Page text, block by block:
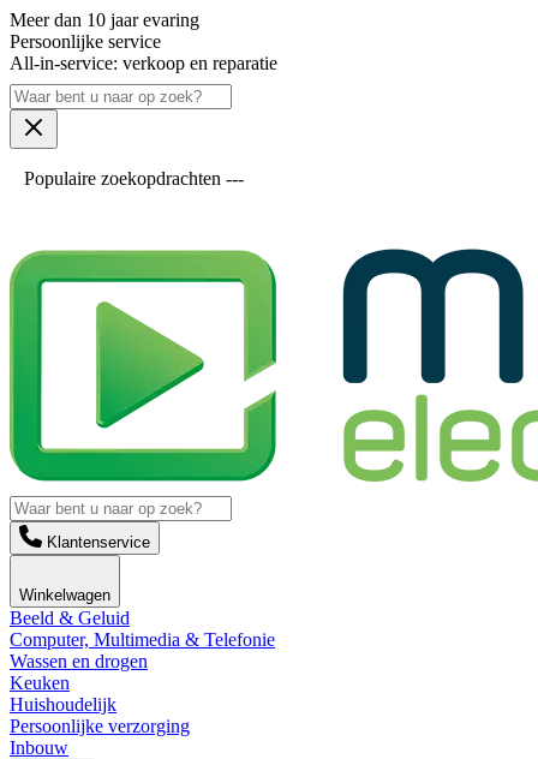
Meer dan 10 jaar evaring
Persoonlijke service
All-in-service: verkoop en reparatie
Populaire zoekopdrachten ---
Klantenservice
Winkelwagen
Beeld & Geluid
Computer, Multimedia & Telefonie
Wassen en drogen
Keuken
Huishoudelijk
Persoonlijke verzorging
Inbouw